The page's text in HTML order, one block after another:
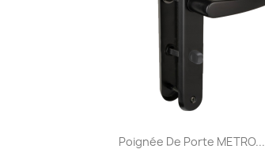
Aperçu rapide
Poignée De Porte METRO...